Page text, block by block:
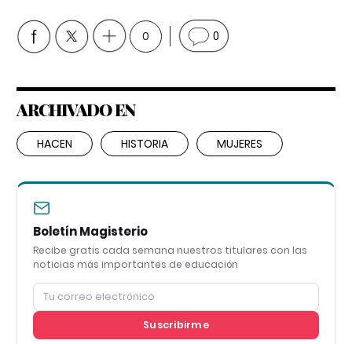
0 0
ARCHIVADO EN
HACEN HISTORIA MUJERES
Boletín Magisterio
Recibe gratis cada semana nuestros titulares con las
noticias más importantes de educación
Suscribirme